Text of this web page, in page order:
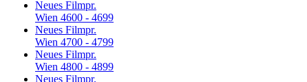
Neues Filmpr.
Wien 4600 - 4699
Neues Filmpr.
Wien 4700 - 4799
Neues Filmpr.
Wien 4800 - 4899
Neues Filmpr.